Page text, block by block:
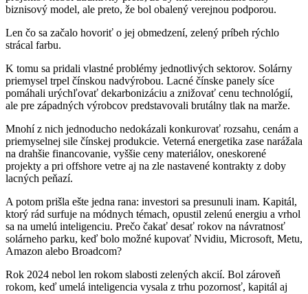
biznisový model, ale preto, že bol obalený verejnou podporou.
Len čo sa začalo hovoriť o jej obmedzení, zelený príbeh rýchlo
strácal farbu.
K tomu sa pridali vlastné problémy jednotlivých sektorov. Solárny
priemysel trpel čínskou nadvýrobou. Lacné čínske panely síce
pomáhali urýchľovať dekarbonizáciu a znižovať cenu technológií,
ale pre západných výrobcov predstavovali brutálny tlak na marže.
Mnohí z nich jednoducho nedokázali konkurovať rozsahu, cenám a
priemyselnej sile čínskej produkcie. Veterná energetika zase narážala
na drahšie financovanie, vyššie ceny materiálov, oneskorené
projekty a pri offshore vetre aj na zle nastavené kontrakty z doby
lacných peňazí.
A potom prišla ešte jedna rana: investori sa presunuli inam. Kapitál,
ktorý rád surfuje na módnych témach, opustil zelenú energiu a vrhol
sa na umelú inteligenciu. Prečo čakať desať rokov na návratnosť
solárneho parku, keď bolo možné kupovať Nvidiu, Microsoft, Metu,
Amazon alebo Broadcom?
Rok 2024 nebol len rokom slabosti zelených akcií. Bol zároveň
rokom, keď umelá inteligencia vysala z trhu pozornosť, kapitál aj